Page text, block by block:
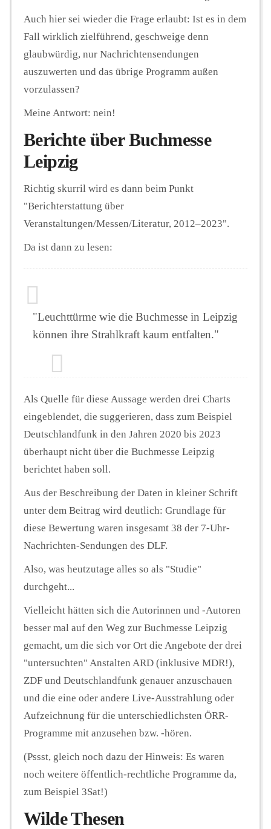
Auch hier sei wieder die Frage erlaubt: Ist es in dem
Fall wirklich zielführend, geschweige denn
glaubwürdig, nur Nachrichtensendungen
auszuwerten und das übrige Programm außen
vorzulassen?
Meine Antwort: nein!
Berichte über Buchmesse
Leipzig
Richtig skurril wird es dann beim Punkt
"Berichterstattung über
Veranstaltungen/Messen/Literatur, 2012–2023".
Da ist dann zu lesen:
"Leuchttürme wie die Buchmesse in Leipzig
können ihre Strahlkraft kaum entfalten."
Als Quelle für diese Aussage werden drei Charts
eingeblendet, die suggerieren, dass zum Beispiel
Deutschlandfunk in den Jahren 2020 bis 2023
überhaupt nicht über die Buchmesse Leipzig
berichtet haben soll.
Aus der Beschreibung der Daten in kleiner Schrift
unter dem Beitrag wird deutlich: Grundlage für
diese Bewertung waren insgesamt 38 der 7-Uhr-
Nachrichten-Sendungen des DLF.
Also, was heutzutage alles so als "Studie"
durchgeht...
Vielleicht hätten sich die Autorinnen und -Autoren
besser mal auf den Weg zur Buchmesse Leipzig
gemacht, um die sich vor Ort die Angebote der drei
"untersuchten" Anstalten ARD (inklusive MDR!),
ZDF und Deutschlandfunk genauer anzuschauen
und die eine oder andere Live-Ausstrahlung oder
Aufzeichnung für die unterschiedlichsten ÖRR-
Programme mit anzusehen bzw. -hören.
(Pssst, gleich noch dazu der Hinweis: Es waren
noch weitere öffentlich-rechtliche Programme da,
zum Beispiel 3Sat!)
Wilde Thesen